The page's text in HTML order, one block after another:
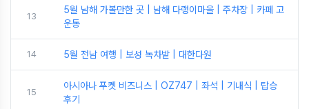
13
5월 남해 가볼만한 곳 | 남해 다랭이마을 | 주차장 | 카페 고
운동
14 5월 전남 여행 | 보성 녹차밭 | 대한다원
15
아시아나 푸켓 비즈니스 | OZ747 | 좌석 | 기내식 | 탑승
후기